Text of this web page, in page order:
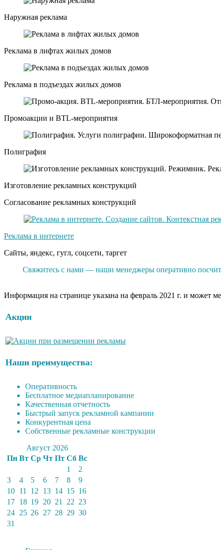
Наружная реклама
Реклама в лифтах жилых домов
Реклама в подъездах жилых домов
Промоакции и BTL-мероприятия
Полиграфия
Изготовление рекламных конструкций
Согласование рекламных конструкций
Реклама в интернете
Сайты, яндекс, гугл, соцсети, таргет
Свяжитесь с нами — наши менеджеры оперативно
Информация на странице указана на февраль 2021 г. и может
Акции
Наши преимущества:
Оперативность
Бесплатное медиапланирование
Качественная отчетность
Быстрый запуск рекламной кампании
Конкурентная цена
Собственные рекламные конструкции
Август 2026
Пн Вт Ср Чт Пт Сб Вс
1
2
3
4 5 6 7 8
9
10 11 12 13 14 15 16
17 18 19 20 21 22 23
24 25 26 27 28 29 30
31